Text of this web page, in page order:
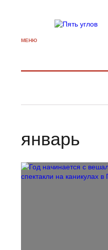
МЕНЮ
январь